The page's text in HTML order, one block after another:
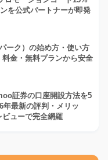
を公式パートナーが即発
ーク）の始め方・使い方
金・無料プランから安全
証券の口座開設方法を5
年最新の評判・メリッ
ビューで完全網羅